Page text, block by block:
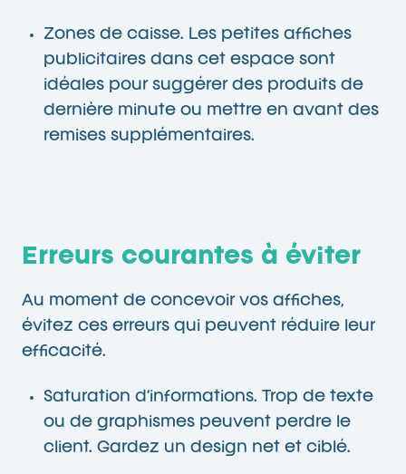
Zones de caisse. Les petites affiches
publicitaires dans cet espace sont
idéales pour suggérer des produits de
dernière minute ou mettre en avant des
remises supplémentaires.
Erreurs courantes à éviter
Au moment de concevoir vos affiches,
évitez ces erreurs qui peuvent réduire leur
efficacité.
Saturation d’informations. Trop de texte
ou de graphismes peuvent perdre le
client. Gardez un design net et ciblé.